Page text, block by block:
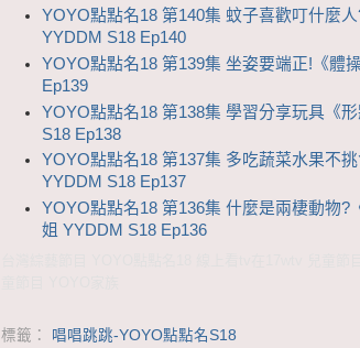
YOYO點點名18 第140集 蚊子喜歡叮什麼
YYDDM S18 Ep140
YOYO點點名18 第139集 坐姿要端正!《體
Ep139
YOYO點點名18 第138集 學習分享玩具《
S18 Ep138
YOYO點點名18 第137集 多吃蔬菜水果不
YYDDM S18 Ep137
YOYO點點名18 第136集 什麼是兩棲動物?
姐 YYDDM S18 Ep136
標籤： 唱唱跳跳-YOYO點點名S18